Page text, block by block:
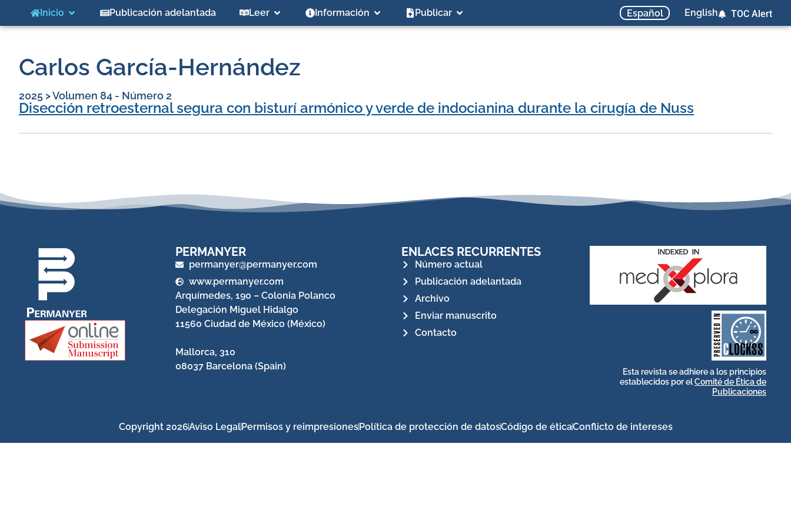
Inicio Publicación adelantada Leer Información Publicar Español English TOC Alert
Carlos García-Hernández
2025 >Volumen 84 - Número 2
Disección retroesternal segura con bisturí armónico y verde de indocianina durante la cirugía de Nuss
PERMANYER
permanyer@permanyer.com
www.permanyer.com
Arquímedes, 190 – Colonia Polanco
Delegación Miguel Hidalgo
11560 Ciudad de México (México)
Mallorca, 310
08037 Barcelona (Spain)
ENLACES RECURRENTES
Número actual
Publicación adelantada
Archivo
Enviar manuscrito
Contacto
CLOCKSS is a dak
archive that ensures the
long-term survival of
web-based scholary
publications, governed
by and for its
stakeholders.
Esta revista se adhiere a los principios
establecidos por elComité de Ética de
Publicaciones
Copyright 2026Aviso LegalPermisos y reimpresionesPolítica de protección de datosCódigo de éticaConflicto de intereses